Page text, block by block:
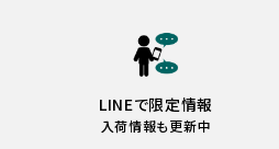
LINEで限定情報
入荷情報も更新中